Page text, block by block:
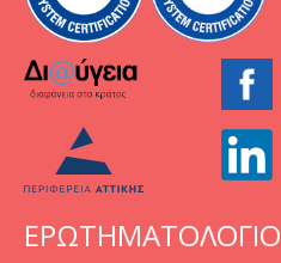
ΕΡΩΤΗΜΑΤΟΛΟΓΙΟ